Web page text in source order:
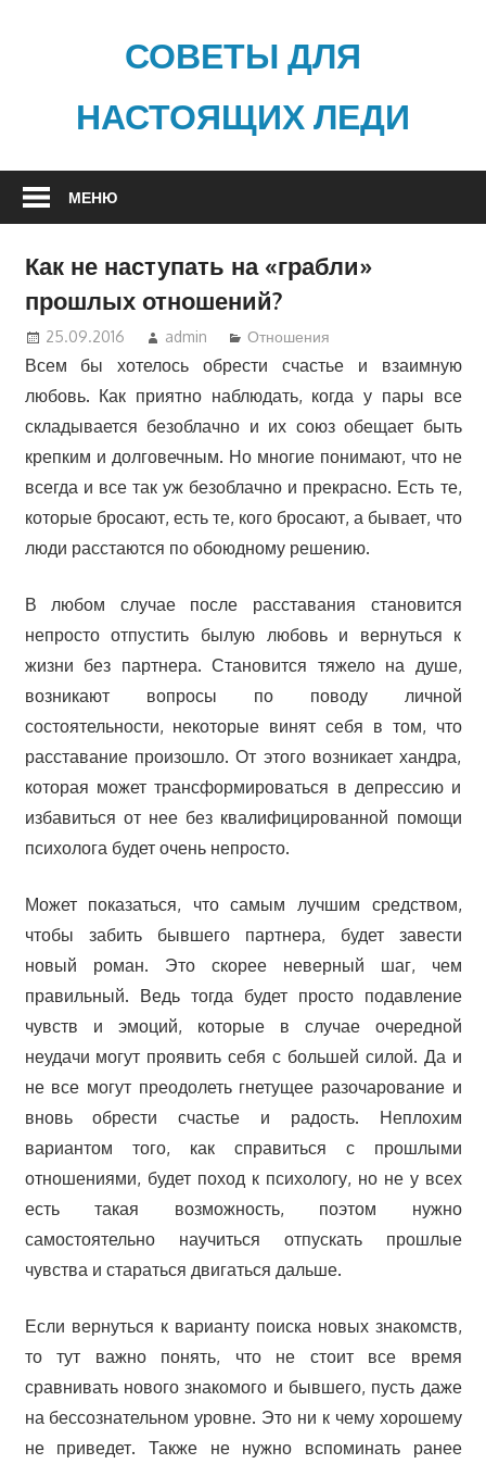
СОВЕТЫ ДЛЯ
НАСТОЯЩИХ ЛЕДИ
МЕНЮ
Как не наступать на «грабли»
прошлых отношений?
25.09.2016 admin Отношения
Всем бы хотелось обрести счастье и взаимную
любовь. Как приятно наблюдать, когда у пары все
складывается безоблачно и их союз обещает быть
крепким и долговечным. Но многие понимают, что не
всегда и все так уж безоблачно и прекрасно. Есть те,
которые бросают, есть те, кого бросают, а бывает, что
люди расстаются по обоюдному решению.
В любом случае после расставания становится
непросто отпустить былую любовь и вернуться к
жизни без партнера. Становится тяжело на душе,
возникают вопросы по поводу личной
состоятельности, некоторые винят себя в том, что
расставание произошло. От этого возникает хандра,
которая может трансформироваться в депрессию и
избавиться от нее без квалифицированной помощи
психолога будет очень непросто.
Может показаться, что самым лучшим средством,
чтобы забить бывшего партнера, будет завести
новый роман. Это скорее неверный шаг, чем
правильный. Ведь тогда будет просто подавление
чувств и эмоций, которые в случае очередной
неудачи могут проявить себя с большей силой. Да и
не все могут преодолеть гнетущее разочарование и
вновь обрести счастье и радость. Неплохим
вариантом того, как справиться с прошлыми
отношениями, будет поход к психологу, но не у всех
есть такая возможность, поэтом нужно
самостоятельно научиться отпускать прошлые
чувства и стараться двигаться дальше.
Если вернуться к варианту поиска новых знакомств,
то тут важно понять, что не стоит все время
сравнивать нового знакомого и бывшего, пусть даже
на бессознательном уровне. Это ни к чему хорошему
не приведет. Также не нужно вспоминать ранее